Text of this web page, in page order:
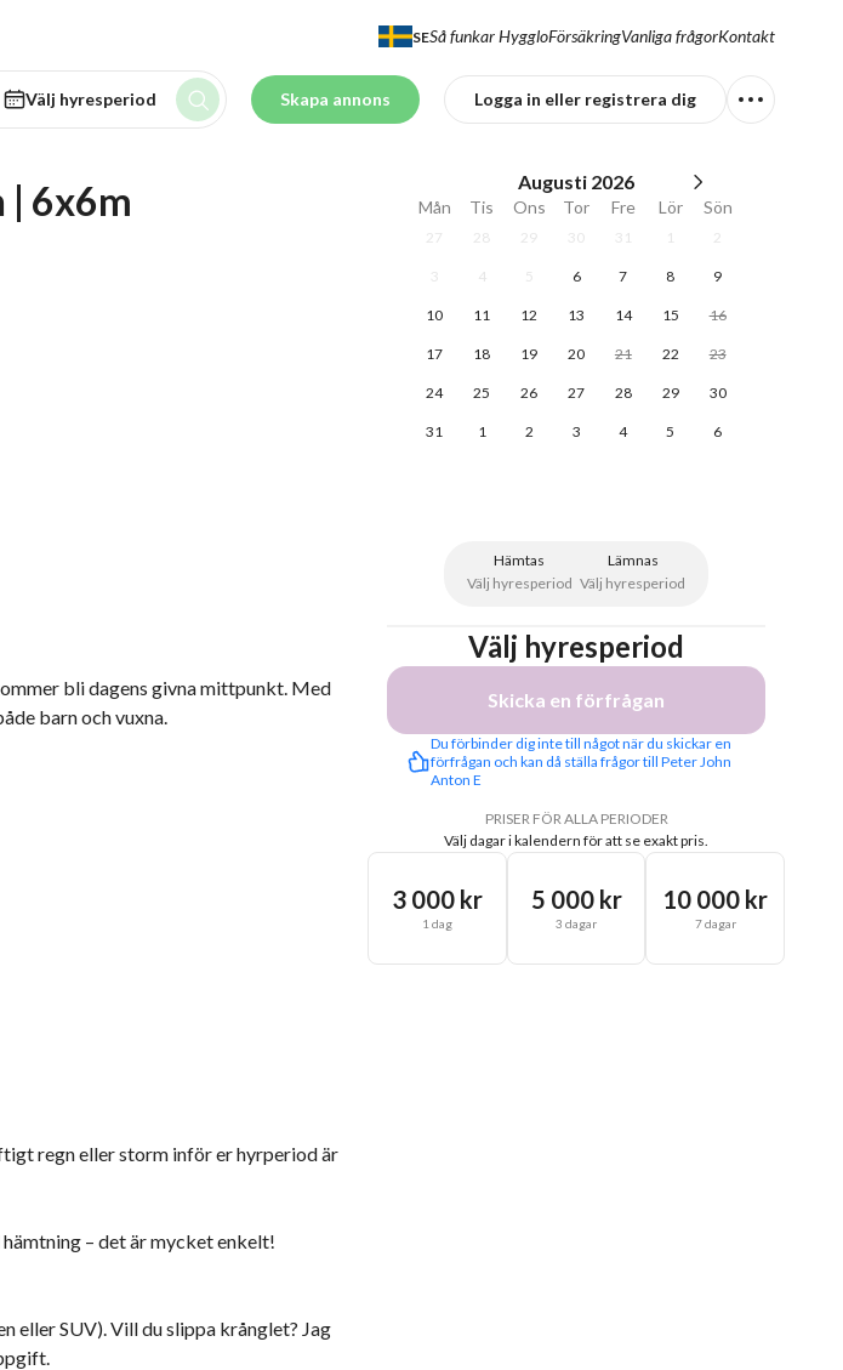
SESå funkar HyggloFörsäkringVanliga frågorKontakt
Välj hyresperiod Skapa annons Logga in eller registrera dig
| 6x6m
bli dagens givna mittpunkt. Med
barn och vuxna.
regn eller storm inför er hyrperiod är
– det är mycket enkelt!
eller SUV). Vill du slippa krånglet? Jag
Augusti 2026
Mån Tis Ons Tor Fre Lör Sön
27 28 29 30 31 1 2
3 4 5 6 7 8 9
10 11 12 13 14 15 16
17 18 19 20 21 22 23
24 25 26 27 28 29 30
31 1 2 3 4 5 6
Hämtas
Välj hyresperiod
Lämnas
Välj hyresperiod
Välj hyresperiod
Skicka en förfrågan
Du förbinder dig inte till något när du skickar en
förfrågan och kan då ställa frågor till Peter John
Anton E
PRISER FÖR ALLA PERIODER
Välj dagar i kalendern för att se exakt pris.
3 000 kr
1 dag
5 000 kr
3 dagar
10 000 kr
7 dagar